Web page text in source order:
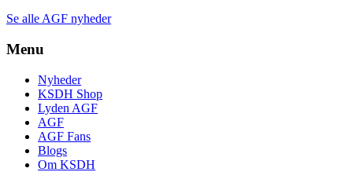
Se alle AGF nyheder
Menu
Nyheder
KSDH Shop
Lyden AGF
AGF
AGF Fans
Blogs
Om KSDH